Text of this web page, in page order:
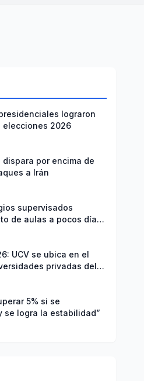
lograron
elecciones 2026
por encima de
a Irán
supervisados
de aulas a pocos días
2026
UCV se ubica en el
privadas del
5% si se
se logra la estabilidad”